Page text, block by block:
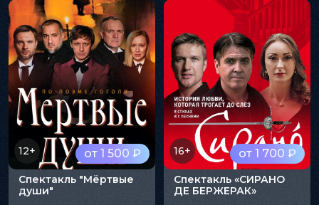
от 1 500 ₽
12+
Спектакль "Мёртвые
души"
от 1 700 ₽
16+
Спектакль «СИРАНО
ДЕ БЕРЖЕРАК»